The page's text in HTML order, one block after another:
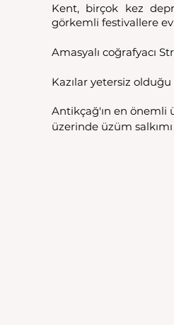
Kent, birçok kez
görkemli festivallere
Amasyalı coğrafyacı
Kazılar yetersiz
Antikçağ'ın en önemli
üzerinde üzüm